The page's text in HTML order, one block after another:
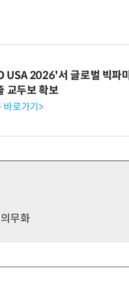
USA 2026'서 글로벌 빅파
교두보 확보
바로가기>
무화